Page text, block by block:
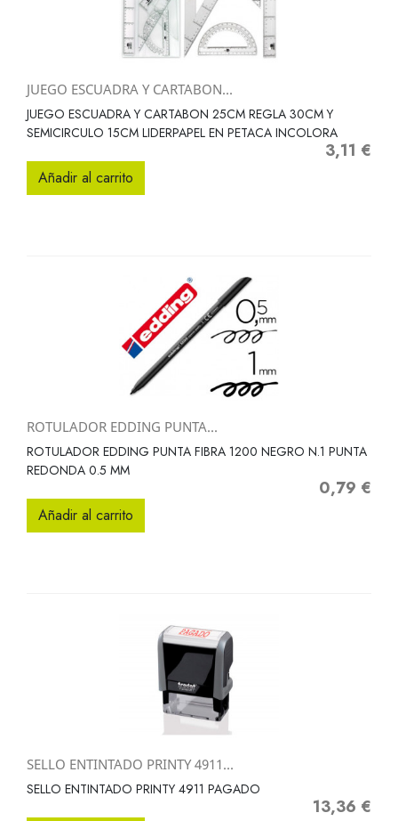
JUEGO ESCUADRA Y CARTABON...
JUEGO ESCUADRA Y CARTABON 25CM REGLA 30CM Y
SEMICIRCULO 15CM LIDERPAPEL EN PETACA INCOLORA
Precio
3,11 €
Añadir al carrito
ROTULADOR EDDING PUNTA...
ROTULADOR EDDING PUNTA FIBRA 1200 NEGRO N.1 PUNTA
REDONDA 0.5 MM
Precio
0,79 €
Añadir al carrito
SELLO ENTINTADO PRINTY 4911...
SELLO ENTINTADO PRINTY 4911 PAGADO
Precio
13,36 €